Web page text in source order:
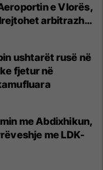
e Vlorës,
arbitrazhit
ushtarët rusë në
fjetur në
me Abdixhikun,
me LDK-